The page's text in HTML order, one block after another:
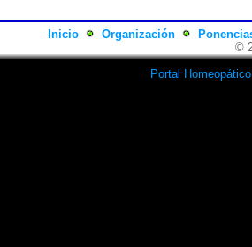
Inicio Organización
©
Portal